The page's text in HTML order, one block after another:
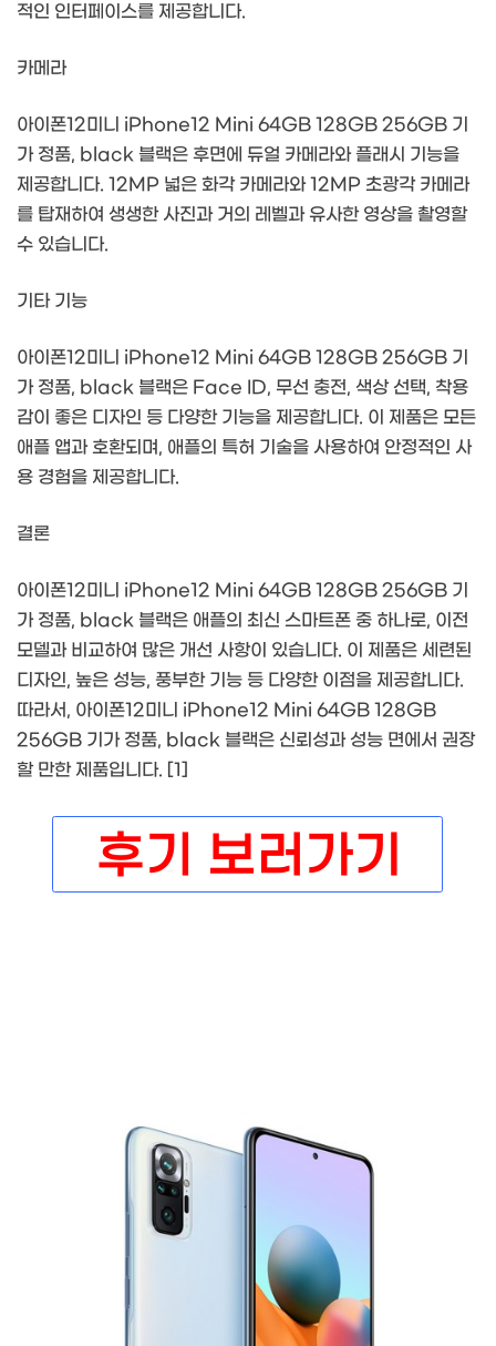
적인 인터페이스를 제공합니다.
카메라
아이폰12미니 iPhone12 Mini 64GB 128GB 256GB 기
가 정품, black 블랙은 후면에 듀얼 카메라와 플래시 기능을
제공합니다. 12MP 넓은 화각 카메라와 12MP 초광각 카메라
를 탑재하여 생생한 사진과 거의 레벨과 유사한 영상을 촬영할
수 있습니다.
기타 기능
아이폰12미니 iPhone12 Mini 64GB 128GB 256GB 기
가 정품, black 블랙은 Face ID, 무선 충전, 색상 선택, 착용
감이 좋은 디자인 등 다양한 기능을 제공합니다. 이 제품은 모든
애플 앱과 호환되며, 애플의 특허 기술을 사용하여 안정적인 사
용 경험을 제공합니다.
결론
아이폰12미니 iPhone12 Mini 64GB 128GB 256GB 기
가 정품, black 블랙은 애플의 최신 스마트폰 중 하나로, 이전
모델과 비교하여 많은 개선 사항이 있습니다. 이 제품은 세련된
디자인, 높은 성능, 풍부한 기능 등 다양한 이점을 제공합니다.
따라서, 아이폰12미니 iPhone12 Mini 64GB 128GB
256GB 기가 정품, black 블랙은 신뢰성과 성능 면에서 권장
할 만한 제품입니다. [1]